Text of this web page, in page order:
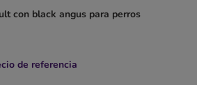
con black angus para perros
de referencia